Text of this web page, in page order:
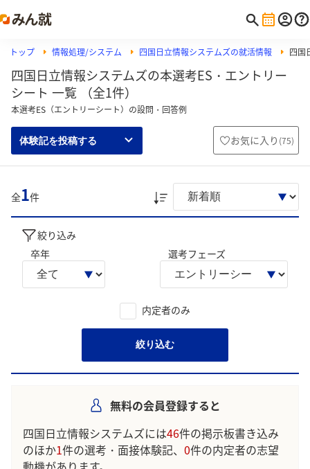
トップ 情報処理/システム 四国日立情報システムズの就活情報 四国
四国日立情報システムズの本選考ES・エントリー
シート 一覧 （全1件）
本選考ES（エントリーシート）の設問・回答例
体験記を投稿する お気に入り (75)
全1件
絞り込み
卒年
選考フェーズ
内定者のみ
絞り込む
無料の会員登録すると
四国日立情報システムズには46件の掲示板書き込み
のほか1件の選考・面接体験記、 0件の内定者の志望